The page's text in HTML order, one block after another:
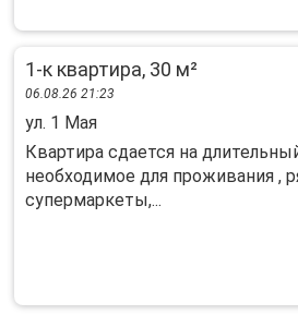
1-к квартира, 30 м²
06.08.26 21:23
ул. 1 Мая
Квартира сдается на
необходимое для проживания ,
супермаркеты,...